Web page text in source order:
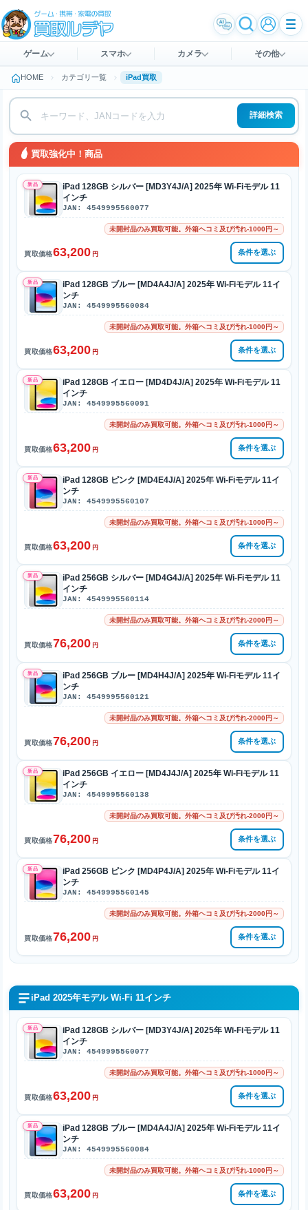
ゲーム スマホ カメラ その他
HOME カテゴリ一覧 iPad買取
詳細検索
買取強化中！商品
新品
iPad 128GB シルバー [MD3Y4J/A] 2025年 Wi-Fiモデル 11
インチ
JAN: 4549995560077
未開封品のみ買取可能。外箱ヘコミ及び汚れ-1000円～
買取価格63,200 円 条件を選ぶ
新品
iPad 128GB ブルー [MD4A4J/A] 2025年 Wi-Fiモデル 11イ
ンチ
JAN: 4549995560084
未開封品のみ買取可能。外箱ヘコミ及び汚れ-1000円～
買取価格63,200 円 条件を選ぶ
新品
iPad 128GB イエロー [MD4D4J/A] 2025年 Wi-Fiモデル 11
インチ
JAN: 4549995560091
未開封品のみ買取可能。外箱ヘコミ及び汚れ-1000円～
買取価格63,200 円 条件を選ぶ
新品
iPad 128GB ピンク [MD4E4J/A] 2025年 Wi-Fiモデル 11イ
ンチ
JAN: 4549995560107
未開封品のみ買取可能。外箱ヘコミ及び汚れ-1000円～
買取価格63,200 円 条件を選ぶ
新品
iPad 256GB シルバー [MD4G4J/A] 2025年 Wi-Fiモデル 11
インチ
JAN: 4549995560114
未開封品のみ買取可能。外箱ヘコミ及び汚れ-2000円～
買取価格76,200 円 条件を選ぶ
新品
iPad 256GB ブルー [MD4H4J/A] 2025年 Wi-Fiモデル 11イ
ンチ
JAN: 4549995560121
未開封品のみ買取可能。外箱ヘコミ及び汚れ-2000円～
買取価格76,200 円 条件を選ぶ
新品
iPad 256GB イエロー [MD4J4J/A] 2025年 Wi-Fiモデル 11
インチ
JAN: 4549995560138
未開封品のみ買取可能。外箱ヘコミ及び汚れ-2000円～
買取価格76,200 円 条件を選ぶ
新品
iPad 256GB ピンク [MD4P4J/A] 2025年 Wi-Fiモデル 11イ
ンチ
JAN: 4549995560145
未開封品のみ買取可能。外箱ヘコミ及び汚れ-2000円～
買取価格76,200 円 条件を選ぶ
iPad 2025年モデル Wi-Fi 11インチ
新品
iPad 128GB シルバー [MD3Y4J/A] 2025年 Wi-Fiモデル 11
インチ
JAN: 4549995560077
未開封品のみ買取可能。外箱ヘコミ及び汚れ-1000円～
買取価格63,200 円 条件を選ぶ
新品
iPad 128GB ブルー [MD4A4J/A] 2025年 Wi-Fiモデル 11イ
ンチ
JAN: 4549995560084
未開封品のみ買取可能。外箱ヘコミ及び汚れ-1000円～
買取価格63,200 円 条件を選ぶ